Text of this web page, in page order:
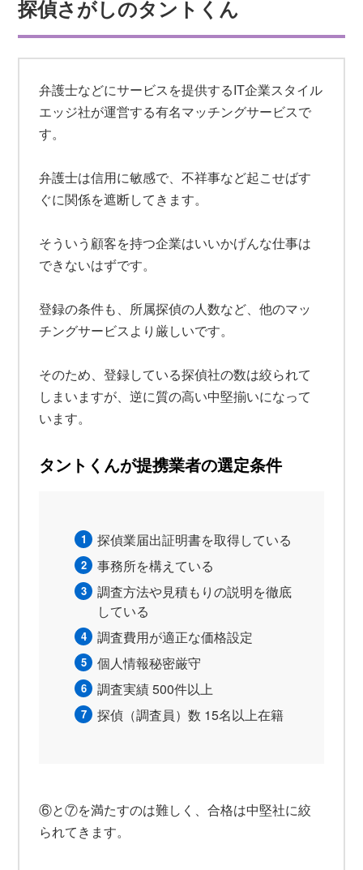
探偵さがしのタントくん
弁護士などにサービスを提供するIT企業スタイル
エッジ社が運営する有名マッチングサービスで
す。
弁護士は信用に敏感で、不祥事など起こせばす
ぐに関係を遮断してきます。
そういう顧客を持つ企業はいいかげんな仕事は
できないはずです。
登録の条件も、所属探偵の人数など、他のマッ
チングサービスより厳しいです。
そのため、登録している探偵社の数は絞られて
しまいますが、逆に質の高い中堅揃いになって
います。
タントくんが提携業者の選定条件
探偵業届出証明書を取得している
事務所を構えている
調査方法や見積もりの説明を徹底
している
調査費用が適正な価格設定
個人情報秘密厳守
調査実績 500件以上
探偵（調査員）数 15名以上在籍
⑥と⑦を満たすのは難しく、合格は中堅社に絞
られてきます。